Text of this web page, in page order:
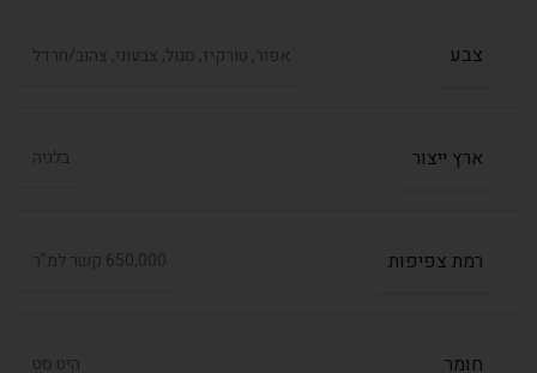
צבע אפור, טורקיז, סגול, צבעוני, צהוב/חרדל
ארץ ייצור בלגיה
רמת צפיפות 650,000 קשר למ"ר
חומר היט סט